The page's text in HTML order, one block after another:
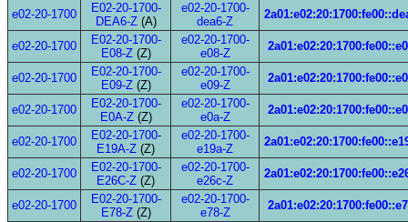
e02-20-1700
E02-20-1700-
DEA6-Z(A)
e02-20-1700-
dea6-Z
e02-20-1700
E02-20-1700-
E08-Z(Z)
e02-20-1700-
e08-Z
e02-20-1700
E02-20-1700-
E09-Z(Z)
e02-20-1700-
e09-Z
e02-20-1700
E02-20-1700-
E0A-Z(Z)
e02-20-1700-
e0a-Z
e02-20-1700
E02-20-1700-
E19A-Z (Z)
e02-20-1700-
e19a-Z
e02-20-1700
E02-20-1700-
E26C-Z (Z)
e02-20-1700-
e26c-Z
e02-20-1700
E02-20-1700-
E78-Z(Z)
e02-20-1700-
e78-Z